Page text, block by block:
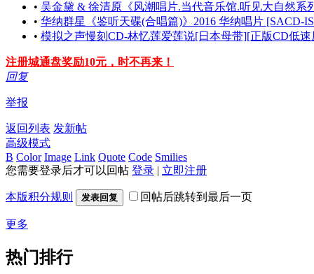
• 吴金黛 & 徐清原《风潮唱片.当代音乐馆.听见大自然系
• 华纳群星《鉴听天碟(合唱篇)》2016 华纳唱片 [SACD-
• 模拟之声慢刻CD-林忆莲爱莲说[日本母带][正版CD低速
注册城通盘奖励10元，时不再来！
回复
举报
返回列表 发新帖
高级模式
B Color Image Link Quote Code Smilies
您需要登录后才可以回帖 登录 | 立即注册
本版积分规则 发表回复 回帖后跳转到最后一页
更多
热门排行